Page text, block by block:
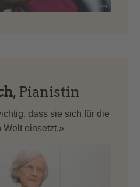
, Pianistin
dass sie sich für die
Welt einsetzt.»